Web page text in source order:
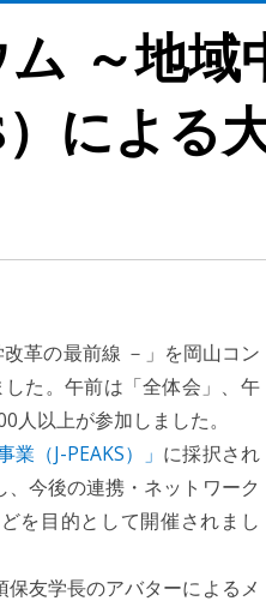
～地
による
革の最前線 －」を岡山コン
た。午前は「全体会」、午
以上が参加しました。
（J-PEAKS）」 に採択され
今後の連携・ネットワーク
を目的として開催されまし
友学長のアバターによるメ